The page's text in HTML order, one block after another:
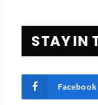
STAY IN
Facebook